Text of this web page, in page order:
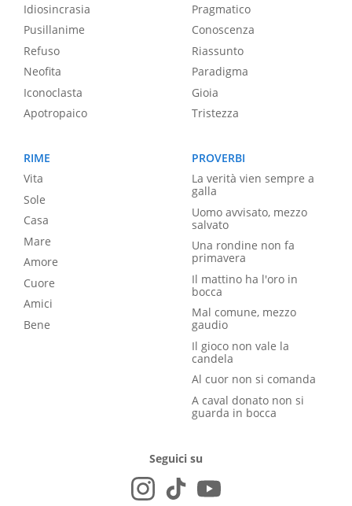
Idiosincrasia
Pusillanime
Refuso
Neofita
Iconoclasta
Apotropaico
Pragmatico
Conoscenza
Riassunto
Paradigma
Gioia
Tristezza
RIME
Vita
Sole
Casa
Mare
Amore
Cuore
Amici
Bene
PROVERBI
La verità vien sempre a
galla
Uomo avvisato, mezzo
salvato
Una rondine non fa
primavera
Il mattino ha l'oro in
bocca
Mal comune, mezzo
gaudio
Il gioco non vale la
candela
Al cuor non si comanda
A caval donato non si
guarda in bocca
Seguici su